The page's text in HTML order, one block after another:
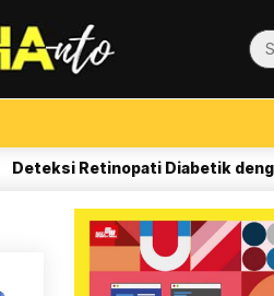
Retinopati Diabetik dengan AI